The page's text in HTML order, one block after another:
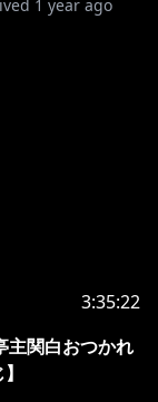
1 year ago
3:35:22
主関白おつかれ